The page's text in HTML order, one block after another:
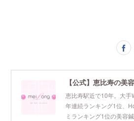
恵比寿駅近で10年。大
年連続ランキング1位、
ミランキング1位の美容